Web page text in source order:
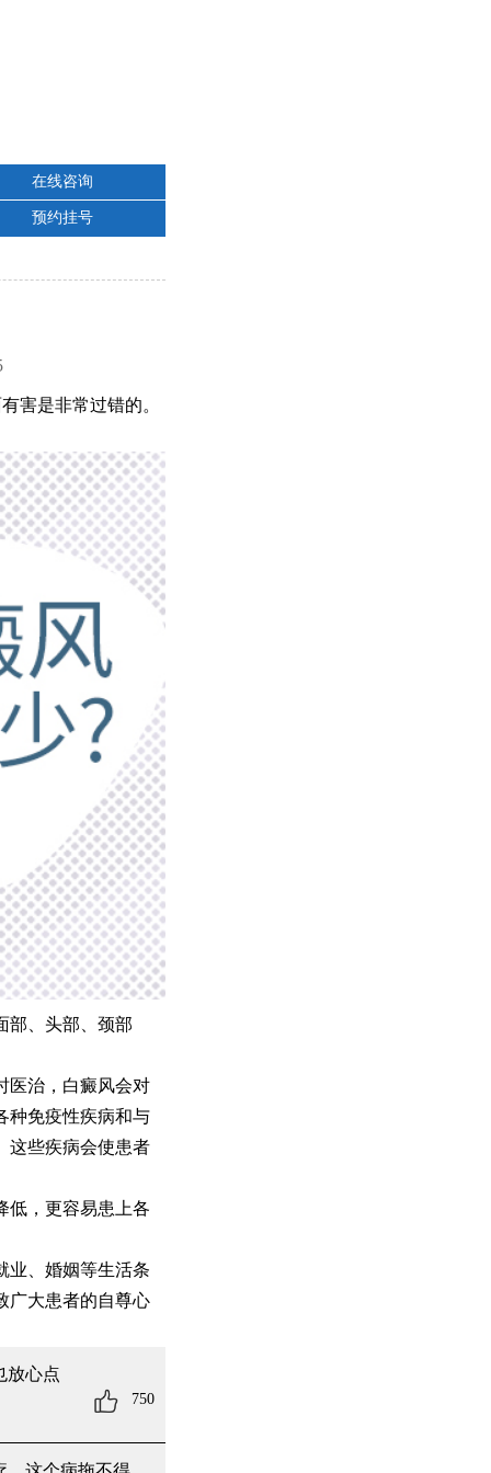
在线咨询
预约挂号
害是非常过错的。
、头部、颈部
治，白癜风会对
种免疫性疾病和与
这些疾病会使患者
，更容易患上各
、婚姻等生活条
广大患者的自尊心
放心点
750